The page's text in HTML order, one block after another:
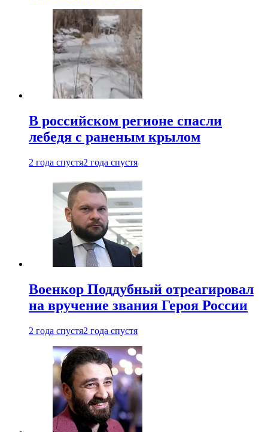
В российском регионе спасли
лебедя с раненым крылом
2 года спустя2 года спустя
Военкор Поддубный отреагировал
на вручение звания Героя России
2 года спустя2 года спустя